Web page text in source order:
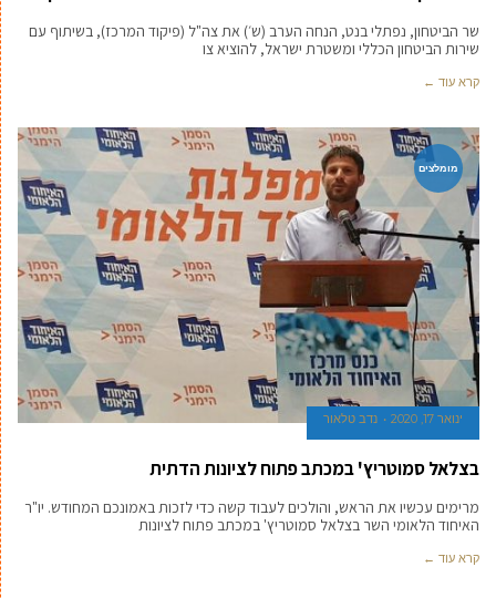
שר הביטחון, נפתלי בנט, הנחה הערב (ש׳) את צה"ל (פיקוד המרכז), בשיתוף עם
שירות הביטחון הכללי ומשטרת ישראל, להוציא צו
קרא עוד ←
מומלצים
ינואר 17, 2020 נדב טלאור
בצלאל סמוטריץ' במכתב פתוח לציונות הדתית
מרימים עכשיו את הראש, והולכים לעבוד קשה כדי לזכות באמונכם המחודש. יו"ר
האיחוד הלאומי השר בצלאל סמוטריץ' במכתב פתוח לציונות
קרא עוד ←